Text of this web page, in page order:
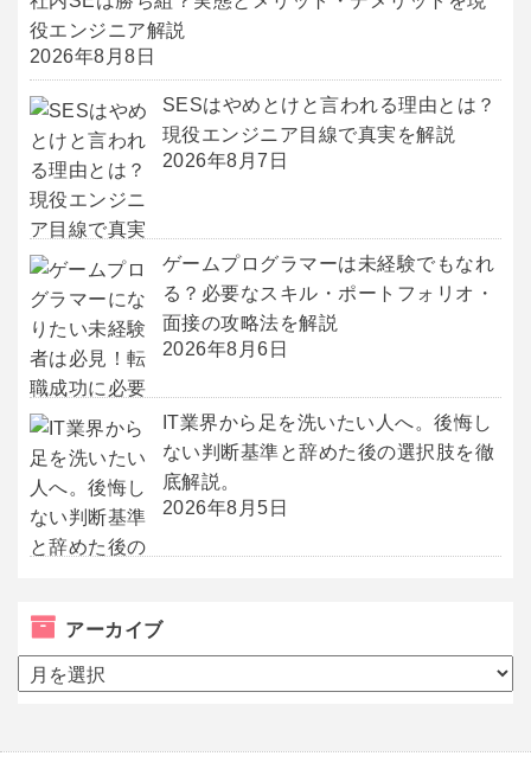
役エンジニア解説
2026年8月8日
SESはやめとけと言われる理由とは？
現役エンジニア目線で真実を解説
2026年8月7日
ゲームプログラマーは未経験でもなれ
る？必要なスキル・ポートフォリオ・
面接の攻略法を解説
2026年8月6日
IT業界から足を洗いたい人へ。後悔し
ない判断基準と辞めた後の選択肢を徹
底解説。
2026年8月5日
アーカイブ
ア
ー